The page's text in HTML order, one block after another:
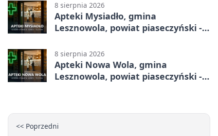
8 sierpnia 2026
Apteki Mysiadło, gmina
Lesznowola, powiat piaseczyński -
8 sierpnia 2026
Apteki Nowa Wola, gmina
Lesznowola, powiat piaseczyński -
<< Poprzedni